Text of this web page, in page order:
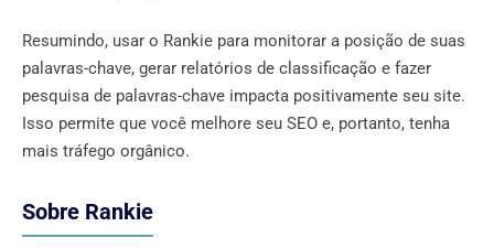
Resumindo, usar o Rankie para monitorar a posição de suas
palavras-chave, gerar relatórios de classificação e fazer
pesquisa de palavras-chave impacta positivamente seu site.
Isso permite que você melhore seu SEO e, portanto, tenha
mais tráfego orgânico.
Sobre Rankie